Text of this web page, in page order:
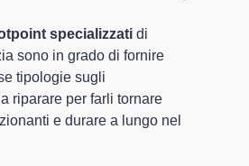
specializzati di
sono in grado di fornire
tipologie sugli
riparare per farli tornare
e durare a lungo nel